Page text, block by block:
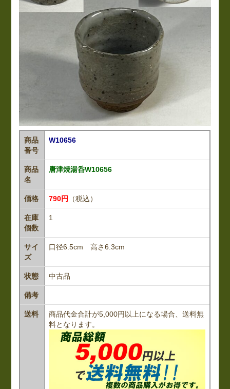
商品
番号
W10656
商品
名
唐津焼湯呑W10656
価格 790円 （税込）
在庫
個数
1
サイ
ズ
口径6.5cm 高さ6.3cm
状態 中古品
備考
送料
商品代金合計が5,000円以上になる場合、送料無
料となります。